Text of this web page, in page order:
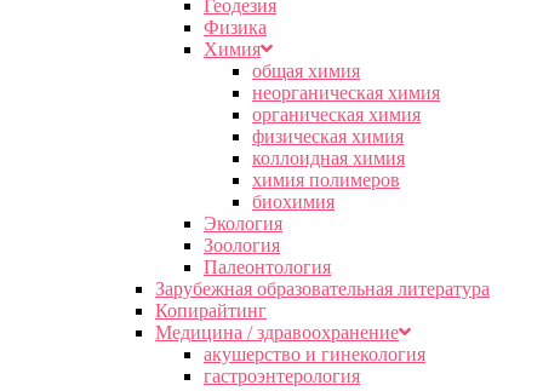
Геодезия
Физика
Химия
общая химия
неорганическая химия
органическая химия
физическая химия
коллоидная химия
химия полимеров
биохимия
Экология
Зоология
Палеонтология
Зарубежная образовательная литература
Копирайтинг
Медицина / здравоохранение
акушерство и гинекология
гастроэнтерология